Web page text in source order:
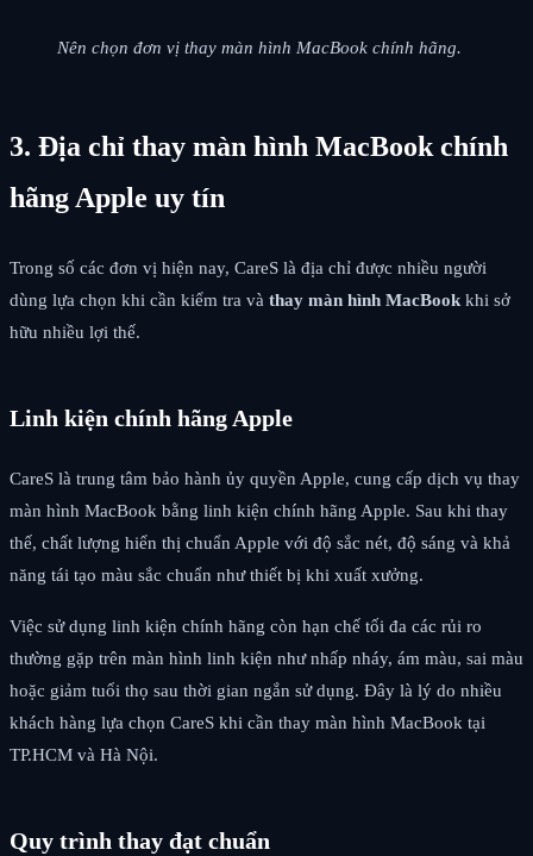
Nên chọn đơn vị thay màn hình MacBook chính hãng.
3. Địa chỉ thay màn hình MacBook chính
hãng Apple uy tín
Trong số các đơn vị hiện nay, CareS là địa chỉ được nhiều người
dùng lựa chọn khi cần kiểm tra và thay màn hình MacBook khi sở
hữu nhiều lợi thế.
Linh kiện chính hãng Apple
CareS là trung tâm bảo hành ủy quyền Apple, cung cấp dịch vụ thay
màn hình MacBook bằng linh kiện chính hãng Apple. Sau khi thay
thế, chất lượng hiển thị chuẩn Apple với độ sắc nét, độ sáng và khả
năng tái tạo màu sắc chuẩn như thiết bị khi xuất xưởng.
Việc sử dụng linh kiện chính hãng còn hạn chế tối đa các rủi ro
thường gặp trên màn hình linh kiện như nhấp nháy, ám màu, sai màu
hoặc giảm tuổi thọ sau thời gian ngắn sử dụng. Đây là lý do nhiều
khách hàng lựa chọn CareS khi cần thay màn hình MacBook tại
TP.HCM và Hà Nội.
Quy trình thay đạt chuẩn